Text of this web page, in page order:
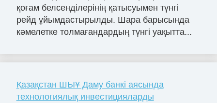
қоғам белсенділерінің қатысуымен түнгі
рейд ұйымдастырылды. Шара барысында
кәмелетке толмағандардың түнгі уақытта...
Қазақстан ШЫҰ Даму банкі аясында
технологиялық инвестицияларды